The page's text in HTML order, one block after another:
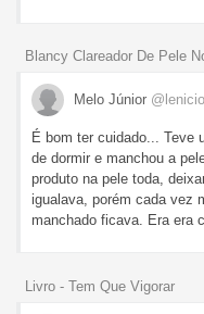
Blancy Clareador De Pele
Melo Júnior
É bom ter cuidado... Teve
de dormir e manchou a
produto na pele toda,
igualava, porém cada vez
manchado ficava. Era era
Livro - Tem Que Vigorar